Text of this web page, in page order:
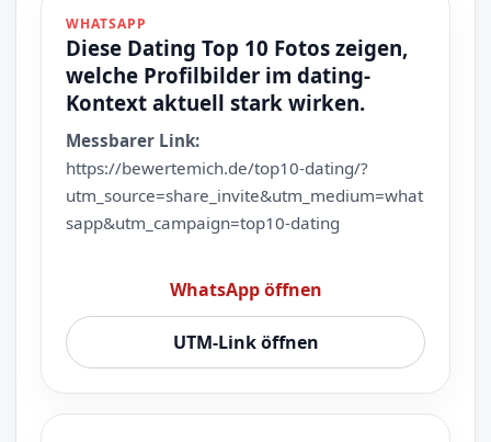
WHATSAPP
Diese Dating Top 10 Fotos zeigen,
welche Profilbilder im dating-
Kontext aktuell stark wirken.
Messbarer Link:
https://bewertemich.de/top10-dating/?
utm_source=share_invite&utm_medium=what
sapp&utm_campaign=top10-dating
WhatsApp öffnen
UTM-Link öffnen